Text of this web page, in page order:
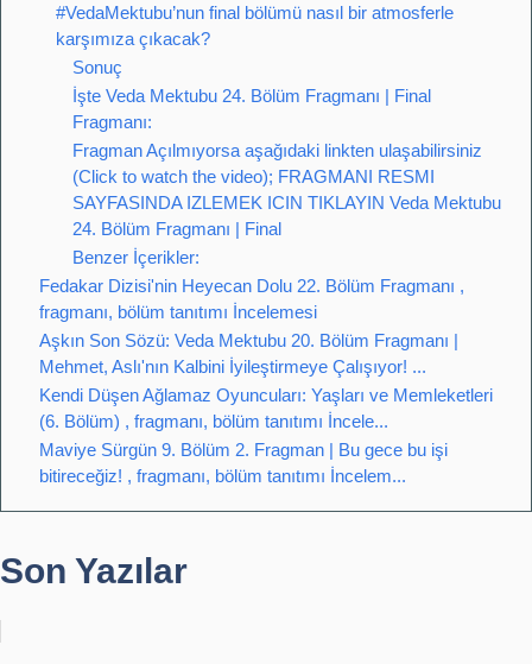
#VedaMektubu’nun final bölümü nasıl bir atmosferle
karşımıza çıkacak?
Sonuç
İşte Veda Mektubu 24. Bölüm Fragmanı | Final
Fragmanı:
Fragman Açılmıyorsa aşağıdaki linkten ulaşabilirsiniz
(Click to watch the video); FRAGMANI RESMI
SAYFASINDA IZLEMEK ICIN TIKLAYIN Veda Mektubu
24. Bölüm Fragmanı | Final
Benzer İçerikler:
Fedakar Dizisi'nin Heyecan Dolu 22. Bölüm Fragmanı ,
fragmanı, bölüm tanıtımı İncelemesi
Aşkın Son Sözü: Veda Mektubu 20. Bölüm Fragmanı |
Mehmet, Aslı'nın Kalbini İyileştirmeye Çalışıyor! ...
Kendi Düşen Ağlamaz Oyuncuları: Yaşları ve Memleketleri
(6. Bölüm) , fragmanı, bölüm tanıtımı İncele...
Maviye Sürgün 9. Bölüm 2. Fragman | Bu gece bu işi
bitireceğiz! , fragmanı, bölüm tanıtımı İncelem...
Son Yazılar